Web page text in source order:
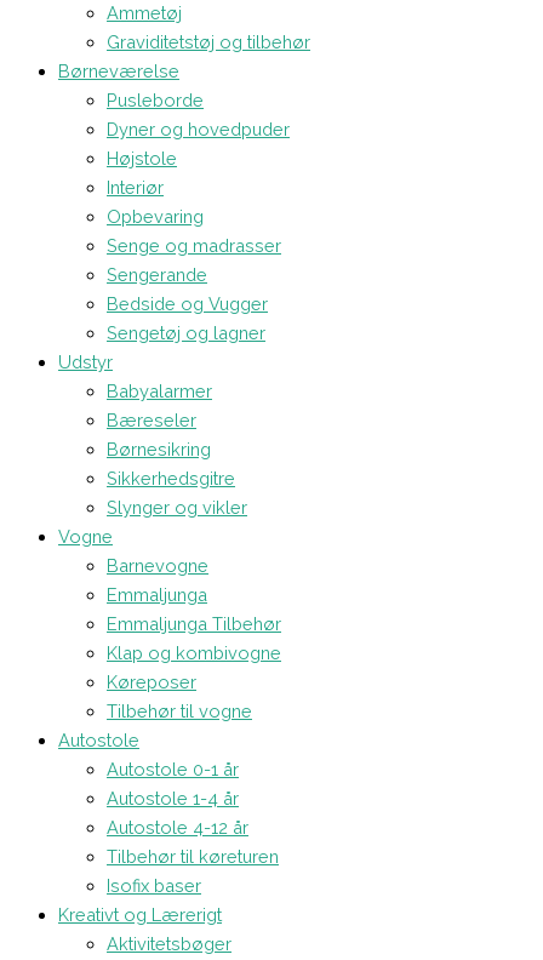
Ammetøj
Graviditetstøj og tilbehør
Børneværelse
Pusleborde
Dyner og hovedpuder
Højstole
Interiør
Opbevaring
Senge og madrasser
Sengerande
Bedside og Vugger
Sengetøj og lagner
Udstyr
Babyalarmer
Bæreseler
Børnesikring
Sikkerhedsgitre
Slynger og vikler
Vogne
Barnevogne
Emmaljunga
Emmaljunga Tilbehør
Klap og kombivogne
Køreposer
Tilbehør til vogne
Autostole
Autostole 0-1 år
Autostole 1-4 år
Autostole 4-12 år
Tilbehør til køreturen
Isofix baser
Kreativt og Lærerigt
Aktivitetsbøger